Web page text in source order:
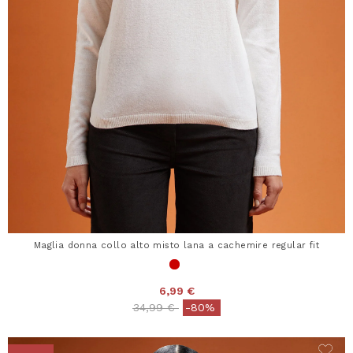
Maglia donna collo alto misto lana a cachemire regular fit
6,99 €
Price reduced from
34,99 €to-80%